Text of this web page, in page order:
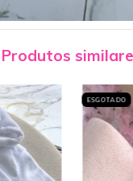
Produtos
ESGOTADO